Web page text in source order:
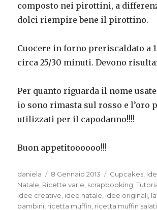
composto nei pirottini, a
dolci riempire bene il pirottino.
Cuocere in forno preriscaldato a
circa 25/30 minuti. Devono
Per quanto riguarda il nome
io sono rimasta sul rosso e l’oro
utilizzati per il capodanno!!!!
Buon appetitoooooo!!!
Autore
daniela
Pubblicato
il
8 Gennaio 2013 Categorie
Cupcakes
Natale Ricette varie scrapbooking ,
idee creative idee natale idee originali
bambini ricetta muffin ricetta muffin salati